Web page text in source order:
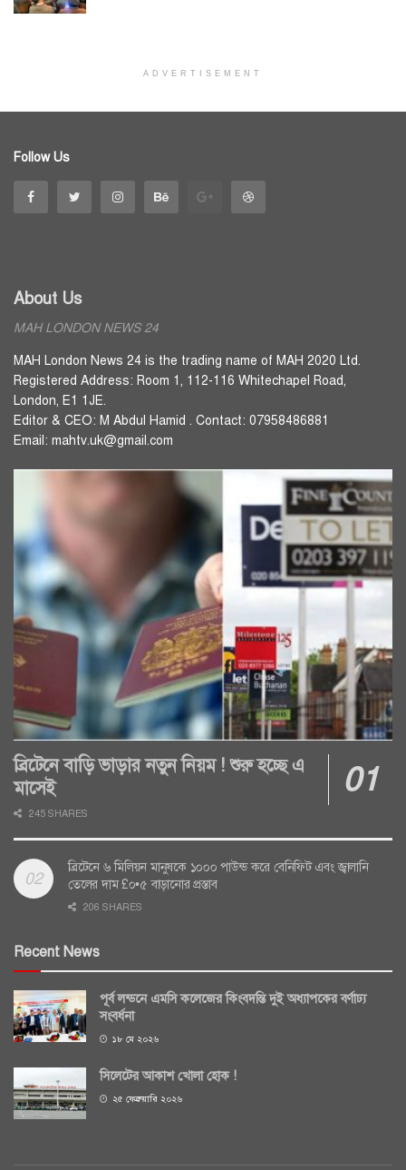
ADVERTISEMENT
Follow Us
About Us
MAH LONDON NEWS 24
MAH London News 24 is the trading name of MAH 2020 Ltd.
Registered Address: Room 1, 112-116 Whitechapel Road,
London, E1 1JE.
Editor & CEO: M Abdul Hamid . Contact: 07958486881
Email: mahtv.uk@gmail.com
ব্রিটেনে বাড়ি ভাড়ার নতুন নিয়ম ! শুরু হচ্ছে এ
মাসেই
245 SHARES
ব্রিটেনে ৬ মিলিয়ন মানুষকে ১০০০ পাউন্ড করে বেনিফিট এবং জ্বালানি
তেলের দাম £০•৫ বাড়ানোর প্রস্তাব
206 SHARES
Recent News
পূর্ব লন্ডনে এমসি কলেজের কিংবদন্তি দুই অধ্যাপকের বর্ণাঢ্য
সংবর্ধনা
১৮ মে ২০২৬
সিলেটের আকাশ খোলা হোক !
২৫ ফেব্রুয়ারি ২০২৬